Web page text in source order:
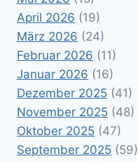
April 2026 (19)
März 2026 (24)
Februar 2026 (11)
Januar 2026 (16)
Dezember 2025 (41)
November 2025 (48)
Oktober 2025 (47)
September 2025 (59)